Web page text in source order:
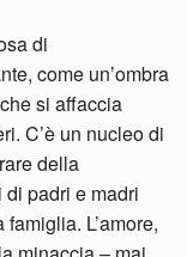
di
come un’ombra
si affaccia
C’è un nucleo di
della
padri e madri
L’amore,